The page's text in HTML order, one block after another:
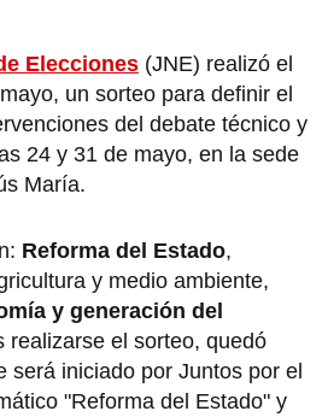
Elecciones (JNE) realizó el
un sorteo para definir el
del debate técnico y
24 y 31 de mayo, en la sede
María.
Reforma del Estado,
y medio ambiente,
y generación del
realizarse el sorteo, quedó
será iniciado por Juntos por el
"Reforma del Estado" y